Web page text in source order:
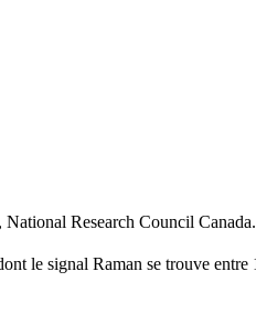
Research Council Canada.
le signal Raman se trouve entre